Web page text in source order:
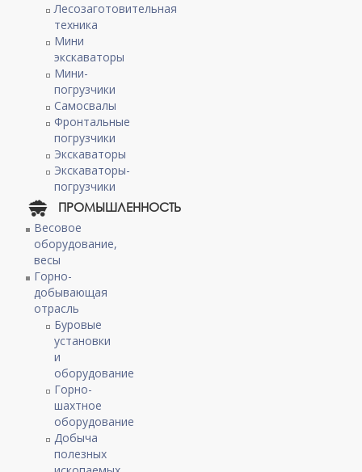
Лесозаготовительная
техника
Мини
экскаваторы
Мини-
погрузчики
Самосвалы
Фронтальные
погрузчики
Экскаваторы
Экскаваторы-
погрузчики
ПРОМЫШЛЕННОСТЬ
Весовое
оборудование,
весы
Горно-
добывающая
отрасль
Буровые
установки
и
оборудование
Горно-
шахтное
оборудование
Добыча
полезных